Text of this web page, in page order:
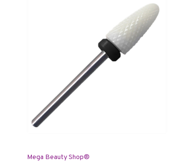
Mega Beauty Shop®